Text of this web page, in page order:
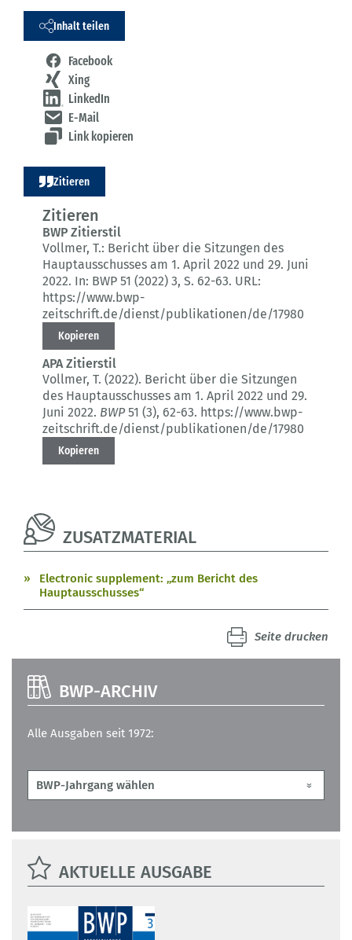
Inhalt teilen
Facebook
Xing
LinkedIn
E-Mail
Link kopieren
Zitieren
Zitieren
BWP Zitierstil
Vollmer, T.: Bericht über die Sitzungen des
Hauptausschusses am 1. April 2022 und 29. Juni
2022. In: BWP 51 (2022) 3, S. 62-63. URL:
https://www.bwp-
zeitschrift.de/dienst/publikationen/de/17980
Kopieren
APA Zitierstil
Vollmer, T. (2022). Bericht über die Sitzungen
des Hauptausschusses am 1. April 2022 und 29.
Juni 2022. BWP51 (3), 62-63. https://www.bwp-
zeitschrift.de/dienst/publikationen/de/17980
Kopieren
ZUSATZMATERIAL
Electronic supplement: „zum Bericht des
Hauptausschusses“
Seite drucken
BWP-ARCHIV
Alle Ausgaben seit 1972:
AKTUELLE AUSGABE